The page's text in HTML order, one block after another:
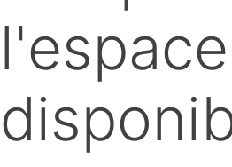
l'espace